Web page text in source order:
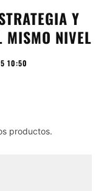
Y
MISMO NIVEL
10:50
productos.